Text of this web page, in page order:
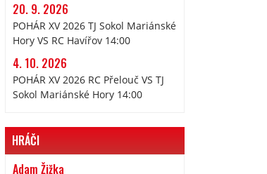
20. 9. 2026
POHÁR XV 2026 TJ Sokol Mariánské
Hory VS RC Havířov 14:00
4. 10. 2026
POHÁR XV 2026 RC Přelouč VS TJ
Sokol Mariánské Hory 14:00
HRÁČI
Adam Žižka